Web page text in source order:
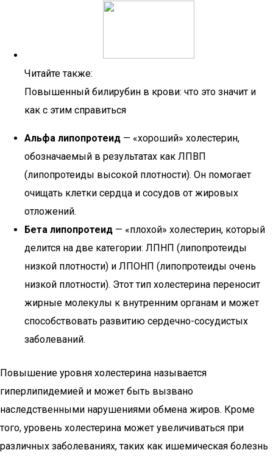
Читайте также:
Повышенный билирубин в крови: что это значит и
как с этим справиться
Альфа липопротеид — «хороший» холестерин,
обозначаемый в результатах как ЛПВП
(липопротеиды высокой плотности). Он помогает
очищать клетки сердца и сосудов от жировых
отложений.
Бета липопротеид — «плохой» холестерин, который
делится на две категории: ЛПНП (липопротеиды
низкой плотности) и ЛПОНП (липопротеиды очень
низкой плотности). Этот тип холестерина переносит
жирные молекулы к внутренним органам и может
способствовать развитию сердечно-сосудистых
заболеваний.
Повышение уровня холестерина называется
гиперлипидемией и может быть вызвано
наследственными нарушениями обмена жиров. Кроме
того, уровень холестерина может увеличиваться при
различных заболеваниях, таких как ишемическая болезнь